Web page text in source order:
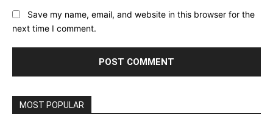
Save my name, email, and website in this browser for the
next time I comment.
MOST POPULAR